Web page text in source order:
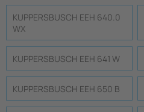
KUPPERSBUSCH EEH 640.0
WX
KUPPERSBUSCH EEH 641 W
KUPPERSBUSCH EEH 650 B